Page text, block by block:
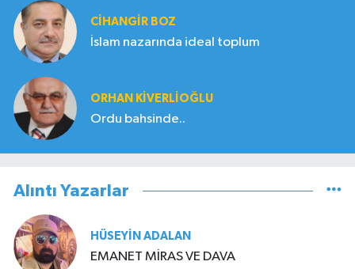
CIHANGIR BOZ
İslam nazarında ideal toplum
ORHAN KIVERLIOĞLU
Ordu bahsinde..
Alıntı Yazarlar
HÜSEYIN ADALAN
EMANET MİRAS VE DAVA